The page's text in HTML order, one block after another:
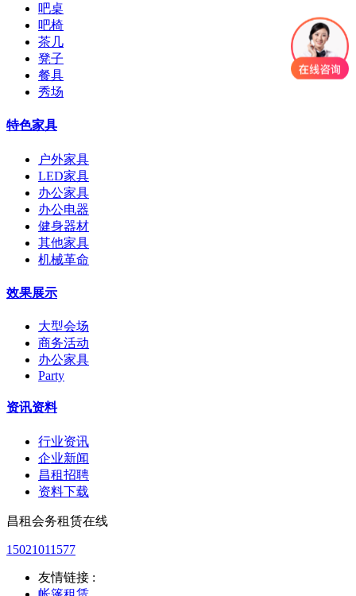
吧桌
吧椅
茶几
凳子
餐具
秀场
特色家具
户外家具
LED家具
办公家具
办公电器
健身器材
其他家具
机械革命
效果展示
大型会场
商务活动
办公家具
Party
资讯资料
行业资讯
企业新闻
昌租招聘
资料下载
昌租会务租赁在线
15021011577
友情链接 :